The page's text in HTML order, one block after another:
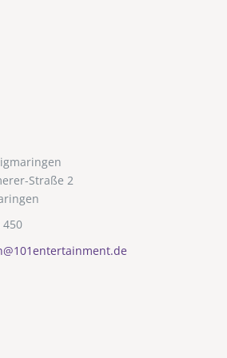
Straße 2